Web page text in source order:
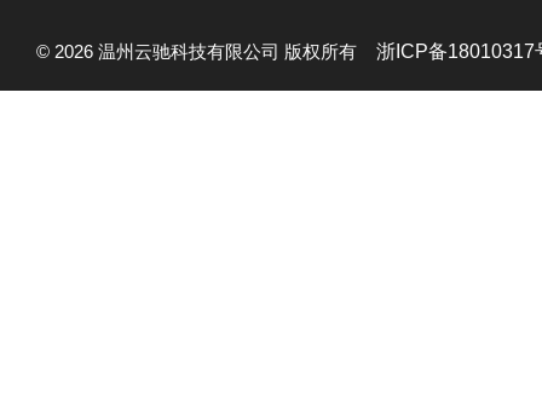
© 2026 温州云驰科技有限公司 版权所有 浙ICP备18010317